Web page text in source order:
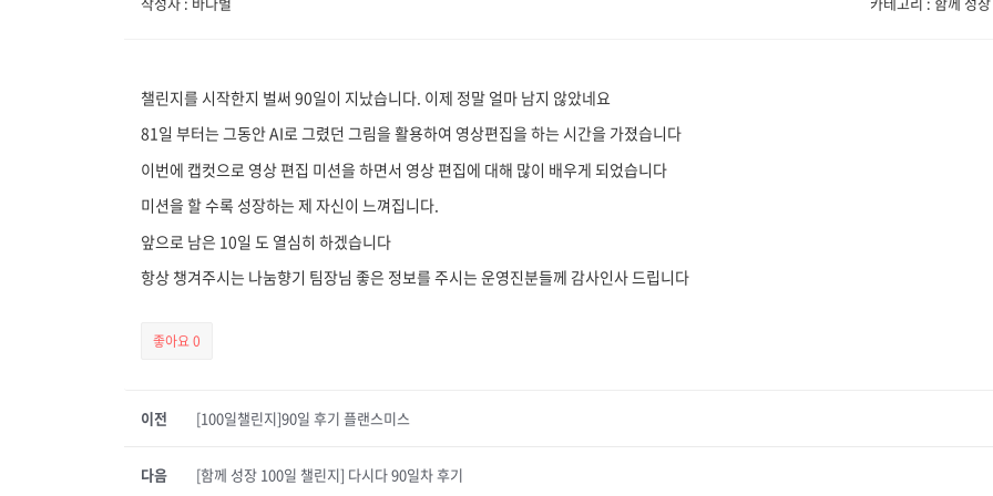
챌린지를 시작한지 벌써 90일이 지났습니다. 이제 정말 얼마 남지 않았네요
81일 부터는 그동안 AI로 그렸던 그림을 활용하여 영상편집을 하는 시간을 가졌습니다
이번에 캡컷으로 영상 편집 미션을 하면서 영상 편집에 대해 많이 배우게 되었습니다
미션을 할 수록 성장하는 제 자신이 느껴집니다.
앞으로 남은 10일 도 열심히 하겠습니다
항상 챙겨주시는 나눔향기 팀장님 좋은 정보를 주시는 운영진분들께 감사인사 드립니다
좋아요0
이전 [100일챌린지]90일 후기 플랜스미스
[함께 성장 100일 챌린지] 다시다 90일차 후기
다음